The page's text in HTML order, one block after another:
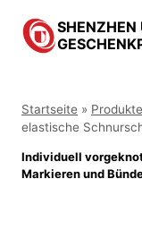
Inhalt
springen
SHENZHEN
Startseite » Produkte
elastische
Individuell
Markieren und